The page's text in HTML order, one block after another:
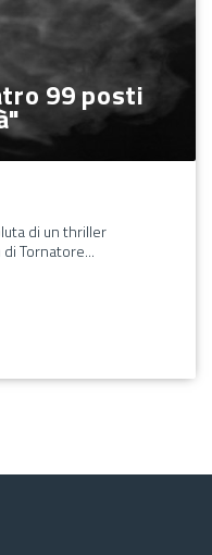
99 posti
di un thriller
Tornatore...